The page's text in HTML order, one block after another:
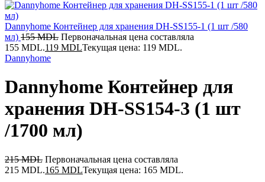
Dannyhome Контейнер для хранения DH-SS155-1 (1 шт /580
мл) 155MDL Первоначальная цена составляла
155 MDL.119 MDLТекущая цена: 119 MDL.
Dannyhome
Dannyhome Контейнер для
хранения DH-SS154-3 (1 шт
/1700 мл)
215MDL Первоначальная цена составляла
215 MDL.165 MDLТекущая цена: 165 MDL.